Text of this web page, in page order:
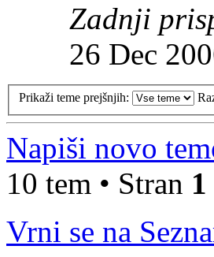
Zadnji
26 Dec
Prikaži teme prejšnjih:
Napiši novo
10 tem • Stran 1
Vrni se na